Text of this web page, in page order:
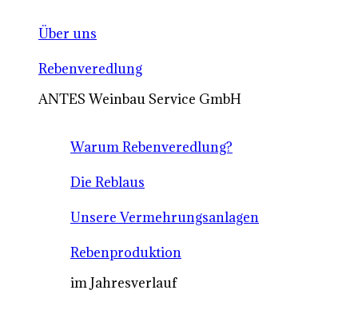
Über uns
Rebenveredlung
ANTES Weinbau Service GmbH
Warum Rebenveredlung?
Die Reblaus
Unsere Vermehrungsanlagen
Rebenproduktion
im Jahresverlauf